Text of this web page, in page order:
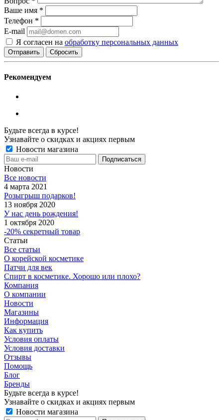
Ваше имя *
Телефон *
E-mail
Я согласен на обработку персональных данных
Сбросить
Рекомендуем
Будьте всегда в курсе!
Узнавайте о скидках и акциях первым
Новости магазина
Новости
Все новости
4 марта 2021
Розыгрыш подарков!
13 ноября 2020
У нас день рождения!
1 октября 2020
-20% секретный товар
Статьи
Все статьи
О корейской косметике
Патчи для век
Спирт в косметике. Хорошо или плохо?
Компания
О компании
Новости
Магазины
Информация
Как купить
Условия оплаты
Условия доставки
Отзывы
Помощь
Блог
Бренды
Будьте всегда в курсе!
Узнавайте о скидках и акциях первым
Новости магазина